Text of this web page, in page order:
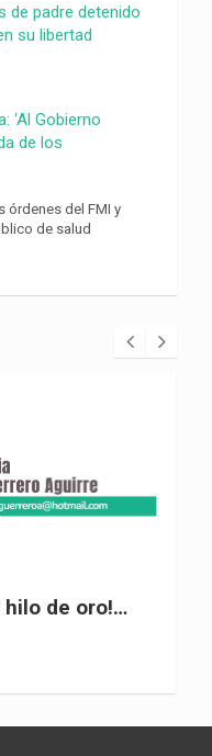
de padre detenido
su libertad
‘Al Gobierno
de los
órdenes del FMI y
de salud